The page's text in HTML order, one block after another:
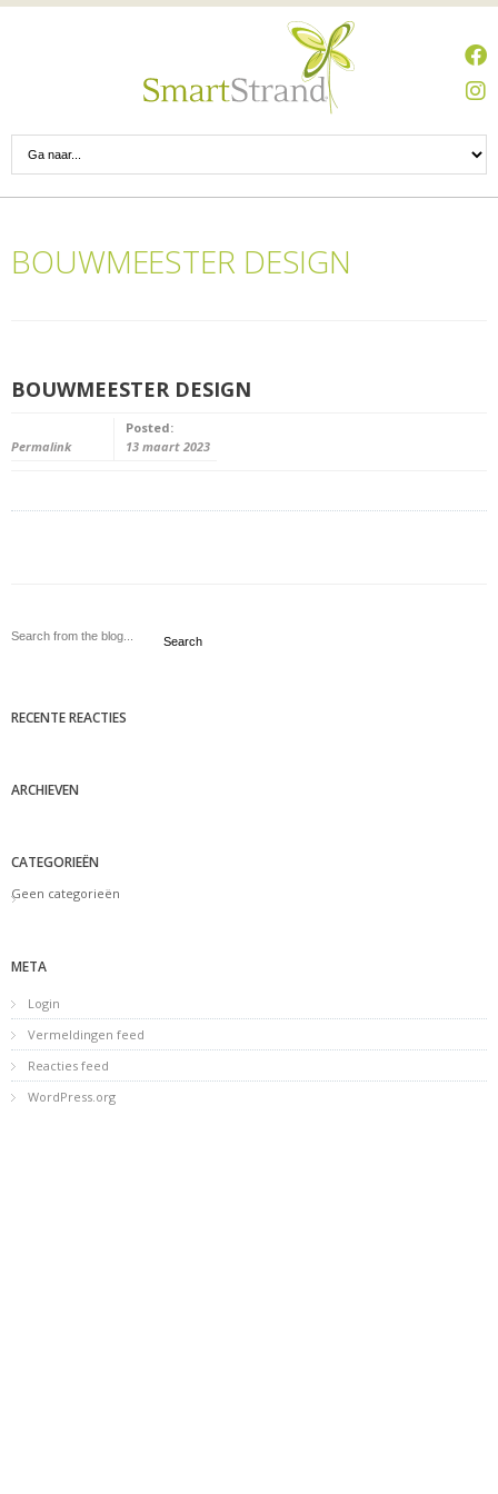
BOUWMEESTER DESIGN
BOUWMEESTER DESIGN
Permalink
Posted:
13 maart 2023
Search
RECENTE REACTIES
ARCHIEVEN
CATEGORIEËN
Geen categorieën
META
Login
Vermeldingen feed
Reacties feed
WordPress.org